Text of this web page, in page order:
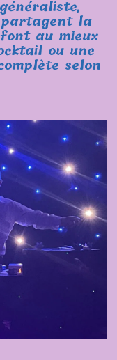
partagent la
au mieux
ou une
selon